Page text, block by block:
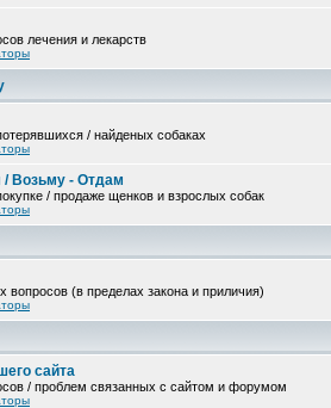
лечения и лекарств
/ найденых собаках
Возьму - Отдам
/ продаже щенков и взрослых собак
(в пределах закона и приличия)
сайта
/ проблем связанных с сайтом и форумом